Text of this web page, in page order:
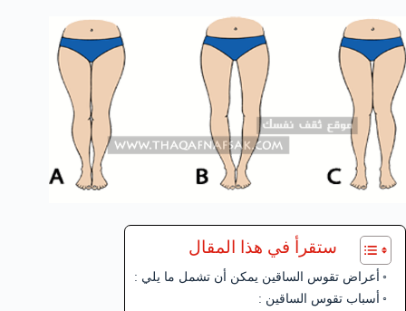
ستقرأ في هذا المقال
أعراض تقوس الساقين يمكن أن تشمل ما يلي :
أسباب تقوس الساقين :